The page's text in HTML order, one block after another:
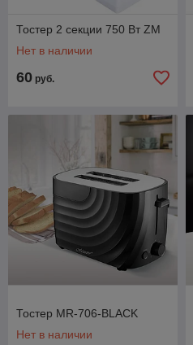
Тостер 2 секции 750 Вт ZM
Нет в наличии
60 руб.
Тостер MR-706-BLACK
Нет в наличии